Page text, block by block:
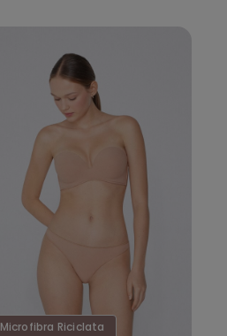
Microfibra Riciclata